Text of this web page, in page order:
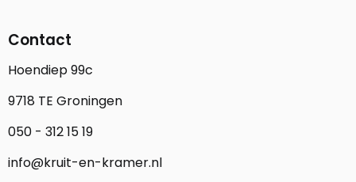
Contact
Hoendiep 99c
9718 TE Groningen
050 - 312 15 19
info@kruit-en-kramer.nl